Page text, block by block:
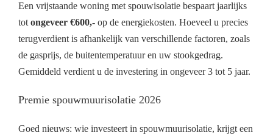
Een vrijstaande woning met spouwisolatie bespaart jaarlijks
tot ongeveer €600,- op de energiekosten. Hoeveel u precies
terugverdient is afhankelijk van verschillende factoren, zoals
de gasprijs, de buitentemperatuur en uw stookgedrag.
Gemiddeld verdient u de investering in ongeveer 3 tot 5 jaar.
Premie spouwmuurisolatie 2026
Goed nieuws: wie investeert in spouwmuurisolatie, krijgt een